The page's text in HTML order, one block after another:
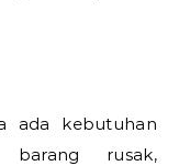
ada kebutuhan
barang rusak,